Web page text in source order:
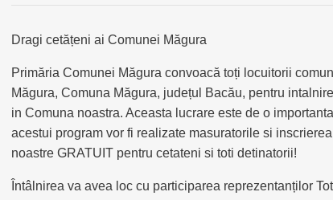
Dragi cetățeni ai Comunei Măgura
Primăria Comunei Măgura convoacă toți locuitorii
Măgura, Comuna Măgura, județul Bacău, pentru
in Comuna noastra. Aceasta lucrare este de o
acestui program vor fi realizate masuratorile si
noastre GRATUIT pentru cetateni si toti detinatorii!
Întâlnirea va avea loc cu participarea reprezentanților